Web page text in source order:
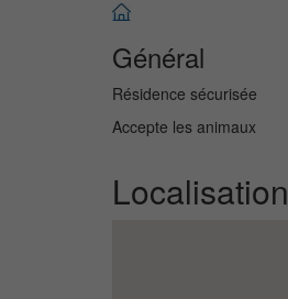
Général
Résidence sécurisée
Accepte les animaux
Localisation